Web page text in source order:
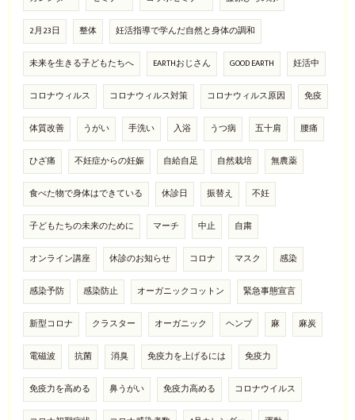
2月23日 整体 妊活指導で学んだ自然と身体の調和
未来を生きる子どもたちへ EARTHおじさん GOOD EARTH 妊活中
コロナウィルス コロナウィルス対策 コロナウィルス原因 免疫
体質改善 うがい 手洗い 入浴 うつ病 五十肩 腰痛
ひざ痛 不妊症からの妊娠 自給自足 自然栽培 無農薬
食べた物で身体はできている 休診日 振替え 不妊
子どもたちの未来のために マーチ 中止 自粛
オンライン講座 休診のお知らせ コロナ マスク 感染
感染予防 感染防止 オーガニックコットン 緊急事態宣言
新型コロナ クラスター オーガニック ヘンプ 麻 麻炭
電磁波 抗菌 消臭 免疫力を上げるには 免疫力
免疫力を高める 鼻うがい 免疫力高める コロナウイルス